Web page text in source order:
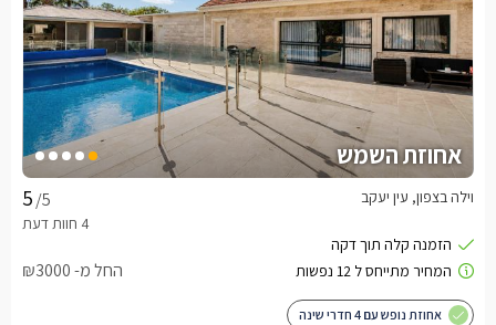
אחוזת השמש
/5 וילה בצפון, עין יעקב
החל מ- ₪3000
אחוזת נופש עם 4 חדרי שינה